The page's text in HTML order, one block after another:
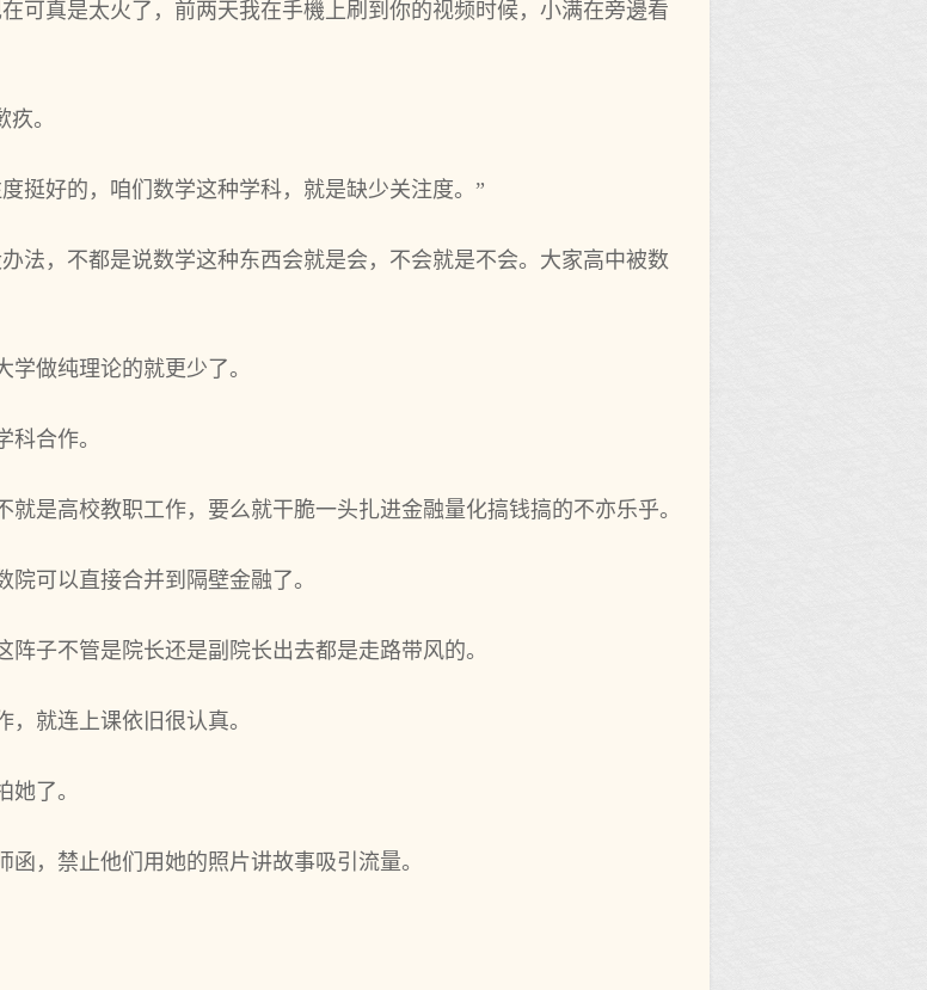
可真是太火了，前两天我在手機上刷到你的视频时候，小满在旁邊看
。
挺好的，咱们数学这种学科，就是缺少关注度。”
法，不都是说数学这种东西会就是会，不会就是不会。大家高中被数
做纯理论的就更少了。
合作。
是高校教职工作，要么就干脆一头扎进金融量化搞钱搞的不亦乐乎。
可以直接合并到隔壁金融了。
子不管是院长还是副院长出去都是走路带风的。
就连上课依旧很认真。
了。
，禁止他们用她的照片讲故事吸引流量。